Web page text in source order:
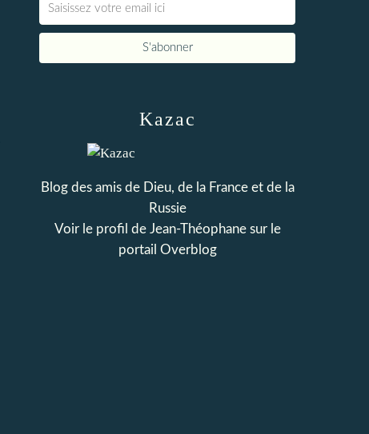
Kazac
Blog des amis de Dieu, de la France et de la
Russie
Voir le profil de Jean-Théophanesur le
portail Overblog